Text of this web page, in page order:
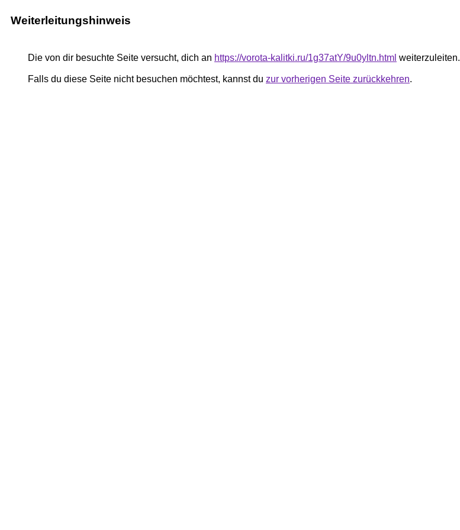
Weiterleitungshinweis
Die von dir besuchte Seite versucht, dich an https://vorota-kalitki.ru/1g37atY/9u0yltn.html weiterzuleiten.
Falls du diese Seite nicht besuchen möchtest, kannst du zur vorherigen Seite zurückkehren.